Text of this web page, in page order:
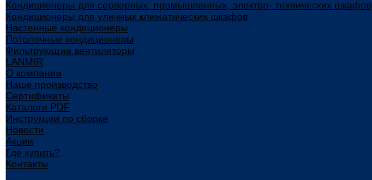
Кондиционеры для серверных, промышленных, электро- технических шкафов
Кондиционеры для уличных климатических шкафов
Настенные кондиционеры
Потолочные кондиционеры
Фильтрующие вентиляторы
LANMIR
О компании
Наше производство
Сертификаты
Каталоги PDF
Инструкции по сборке
Новости
Акции
Где купить?
Контакты